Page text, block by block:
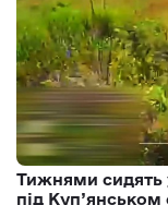
Тижнями сидять
під